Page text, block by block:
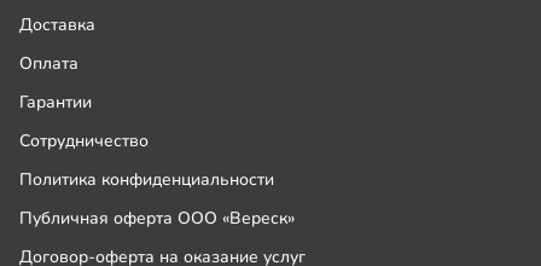
Доставка
Оплата
Гарантии
Сотрудничество
Политика конфиденциальности
Публичная оферта ООО «Вереск»
Договор-оферта на оказание услуг